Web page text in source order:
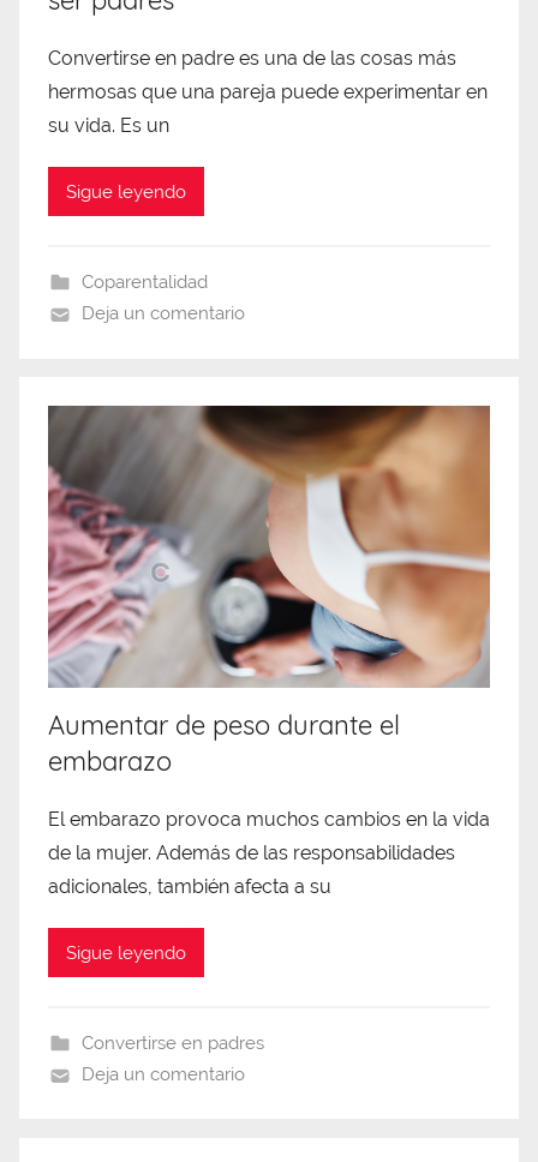
Convertirse en padre es una de las cosas más
hermosas que una pareja puede experimentar en
su vida. Es un
Sigue leyendo
Coparentalidad
Deja un comentario
Aumentar de peso durante el
embarazo
El embarazo provoca muchos cambios en la vida
de la mujer. Además de las responsabilidades
adicionales, también afecta a su
Sigue leyendo
Convertirse en padres
Deja un comentario